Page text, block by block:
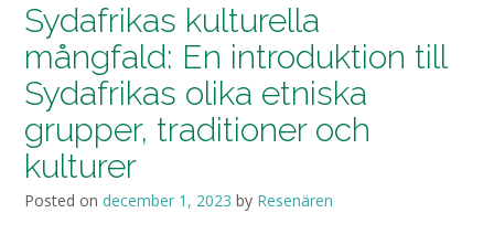
Sydafrikas kulturella
mångfald: En introduktion till
Sydafrikas olika etniska
grupper, traditioner och
kulturer
Posted on december 1, 2023 by Resenären